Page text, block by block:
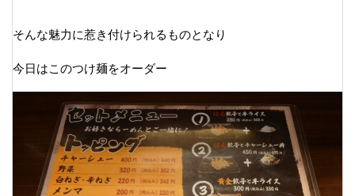
そんな魅力に惹き付けられるものとなり
今日はこのつけ麺をオーダー